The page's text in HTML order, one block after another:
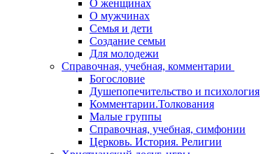
О женщинах
О мужчинах
Семья и дети
Создание семьи
Для молодежи
Справочная, учебная, комментарии
Богословие
Душепопечительство и психология
Комментарии.Толкования
Малые группы
Справочная, учебная, симфонии
Церковь. История. Религии